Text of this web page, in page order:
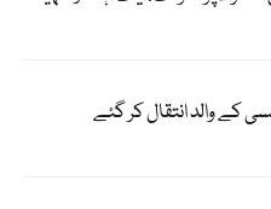
کے والد انتقال کر گئے